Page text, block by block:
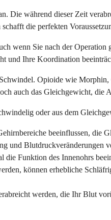
Die während dieser Zeit
die perfekten
wenn Sie nach der
Ihre Koordination
Opioide wie
auch das Gleichgewicht,
oder aus dem
beeinflussen, die
und Blutdruckveränderungen
Funktion des Innenohrs
können erhebliche
werden, die Ihr Blut